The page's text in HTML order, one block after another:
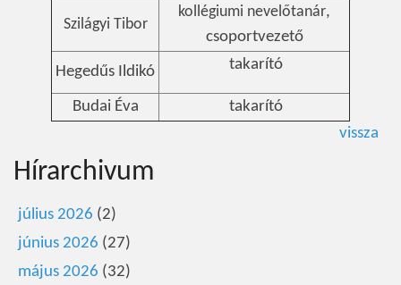
Szilágyi Tibor
kollégiumi nevelőtanár,
csoportvezető
Hegedűs Ildikó takarító
Budai Éva
takarító
vissza
Hírarchivum
július 2026 (2)
június 2026 (27)
május 2026 (32)